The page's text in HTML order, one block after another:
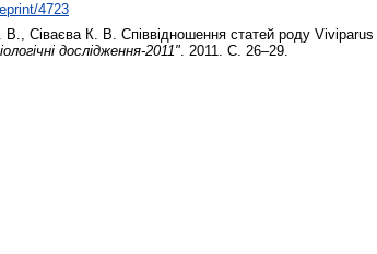
4723
В., Сіваєва К. В. Співвідношення статей роду
дослідження-2011". 2011. С. 26–29.